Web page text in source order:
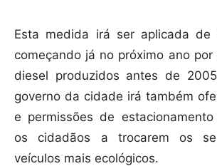
Esta medida irá ser aplicada de
começando já no próximo ano
diesel produzidos antes de
governo da cidade irá também
e permissões de
os cidadãos a trocarem os
veículos mais ecológicos.